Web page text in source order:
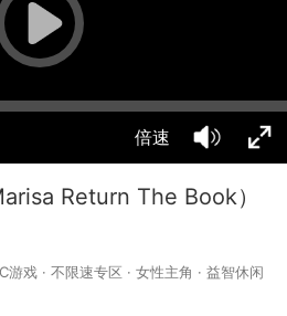
倍速
Return The Book）
游戏 · 不限速专区 · 女性主角 · 益智休闲